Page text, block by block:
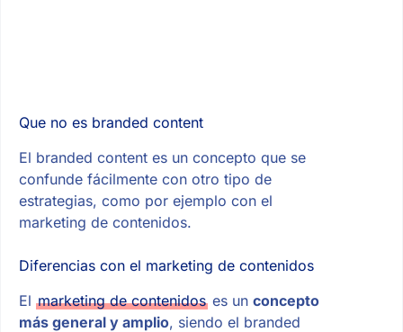
Que no es branded content
El branded content es un concepto que se
confunde fácilmente con otro tipo de
estrategias, como por ejemplo con el
marketing de contenidos.
Diferencias con el marketing de contenidos
El marketing de contenidoses un concepto
más general y amplio, siendo el branded